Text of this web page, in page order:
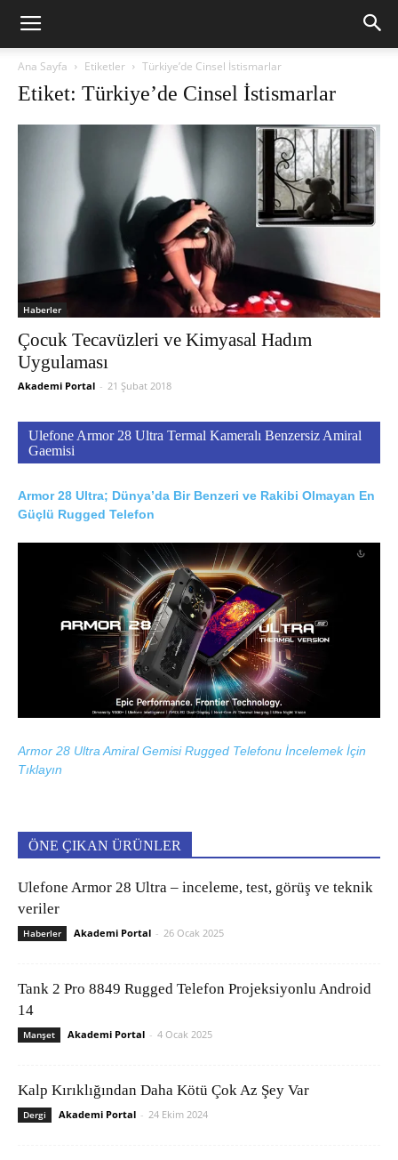
Ana Sayfa Etiketler Türkiye’de Cinsel İstismarlar
Etiket: Türkiye’de Cinsel İstismarlar
Haberler
Çocuk Tecavüzleri ve Kimyasal Hadım
Uygulaması
Akademi Portal - 21 Şubat 2018
Ulefone Armor 28 Ultra Termal Kameralı Benzersiz Amiral
Gaemisi
Armor 28 Ultra; Dünya’da Bir Benzeri ve Rakibi Olmayan En
Güçlü Rugged Telefon
Armor 28 Ultra Amiral Gemisi Rugged Telefonu İncelemek İçin
Tıklayın
ÖNE ÇIKAN ÜRÜNLER
Ulefone Armor 28 Ultra – inceleme, test, görüş ve teknik
veriler
Haberler Akademi Portal - 26 Ocak 2025
Tank 2 Pro 8849 Rugged Telefon Projeksiyonlu Android
14
Manşet Akademi Portal - 4 Ocak 2025
Kalp Kırıklığından Daha Kötü Çok Az Şey Var
Dergi Akademi Portal - 24 Ekim 2024